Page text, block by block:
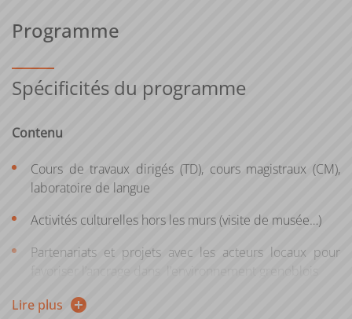
Programme
Spécificités du programme
Contenu
Cours de travaux dirigés (TD), cours magistraux (CM),
laboratoire de langue
Activités culturelles hors les murs (visite de musée…)
Partenariats et projets avec les acteurs locaux pour
favoriser l’ancrage dans l’environnement grenoblois
Modalités
Lire plus